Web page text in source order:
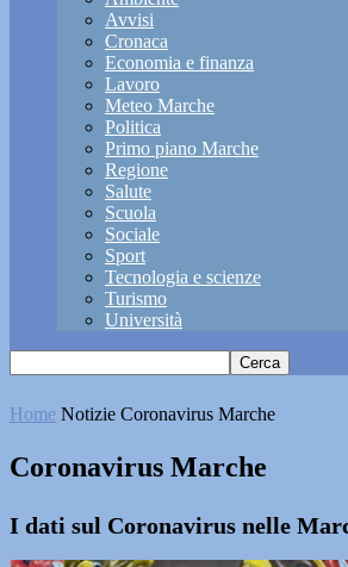
Avvisi
Cronaca
Economia e finanza
Lavoro
Meteo Marche
Politica
Primo piano Marche
Regione
Salute
Scuola
Sociale
Sport
Tecnologia e scienze
Turismo
Università
Home Notizie Coronavirus Marche
Coronavirus Marche
I dati sul Coronavirus nelle